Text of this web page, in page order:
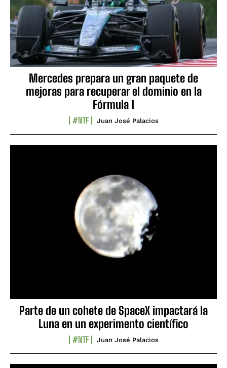
Mercedes prepara un gran paquete de
mejoras para recuperar el dominio en la
Fórmula 1
#NTF Juan José Palacios
Parte de un cohete de SpaceX impactará la
Luna en un experimento científico
#NTF Juan José Palacios